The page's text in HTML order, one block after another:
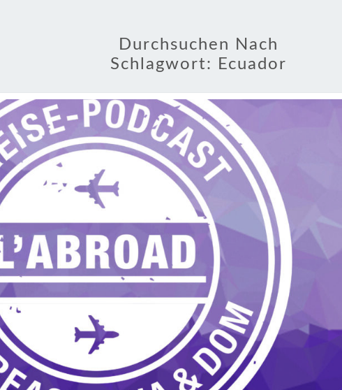
Durchsuchen Nach
Schlagwort:
Ecuador